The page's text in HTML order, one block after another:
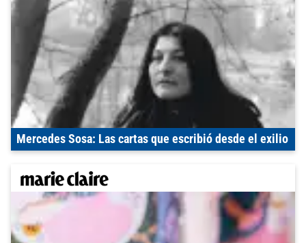
Mercedes Sosa: Las cartas que escribió desde el exilio